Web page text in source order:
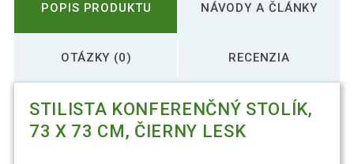
POPIS PRODUKTU NÁVODY A ČLÁNKY
OTÁZKY (0) RECENZIA
STILISTA KONFERENČNÝ STOLÍK,
73 X 73 CM, ČIERNY LESK